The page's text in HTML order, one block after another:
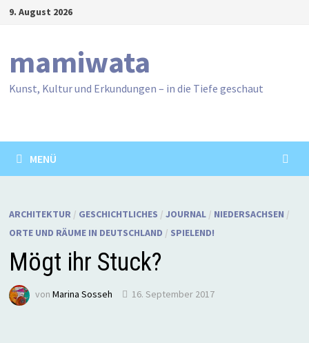
Zum9. August 2026
mamiwata
Kunst, Kultur und Erkundungen – in die Tiefe geschaut
MENÜ
ARCHITEKTUR / GESCHICHTLICHES / JOURNAL/ NIEDERSACHSEN /
ORTE UND RÄUME IN DEUTSCHLAND / SPIELEND!
Mögt ihr Stuck?
von Marina Sosseh 16. September 2017